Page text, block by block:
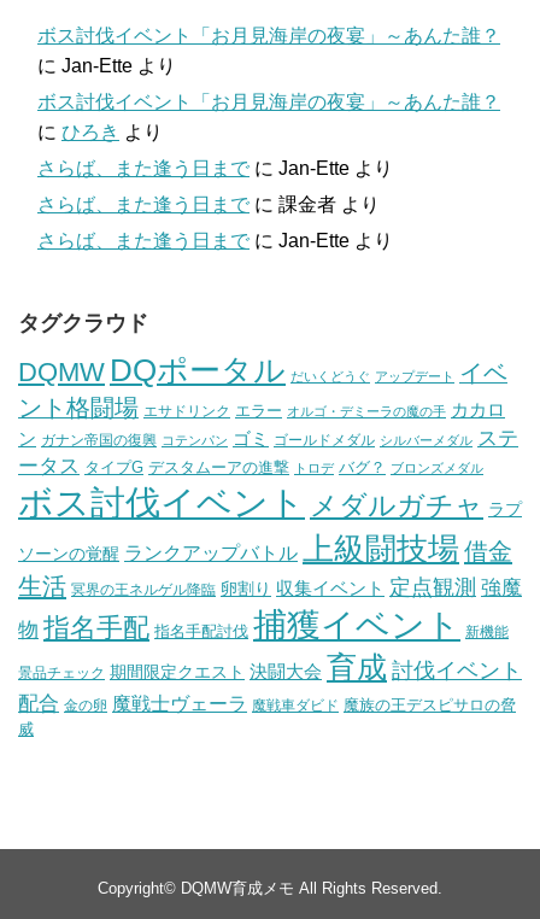
ボス討伐イベント「お月見海岸の夜宴」～あんた誰？
に Jan-Ette より
ボス討伐イベント「お月見海岸の夜宴」～あんた誰？
に ひろき より
さらば、また逢う日まで に Jan-Ette より
さらば、また逢う日まで に 課金者 より
さらば、また逢う日まで に Jan-Ette より
タグクラウド
DQMW DQポータル だいくどうぐ アップデート
イベ
ント格闘場 エサドリンク エラー オルゴ・デミーラの魔の手 カカロ
ン ガナン帝国の復興 コテンパン ゴミ ゴールドメダル シルバーメダル ステ
ータス タイプG デスタムーアの進撃 トロデ バグ？ ブロンズメダル
ボス討伐イベント メダルガチャ ラプ
ソーンの覚醒 ランクアップバトル 上級闘技場 借金
生活 冥界の王ネルゲル降臨 卵割り 収集イベント 定点観測 強魔
物 指名手配 指名手配討伐 捕獲イベント 新機能
景品チェック 期間限定クエスト 決闘大会 育成 討伐イベント
配合 金の卵 魔戦士ヴェーラ 魔戦車ダビド 魔族の王デスピサロの脅
威
Copyright© DQMW育成メモ All Rights Reserved.